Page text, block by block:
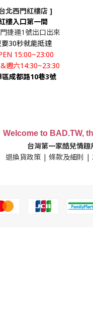
北西門紅樓店 ]
樓入口第一間
捷運1號出口出來
要30秒就能抵達
15:00~23:00
週六14:30~23:30
區成都路10巷3號
Welcome to BAD.TW,
台灣第一家酷兒情趣
退換貨政策| 條款及細則 |